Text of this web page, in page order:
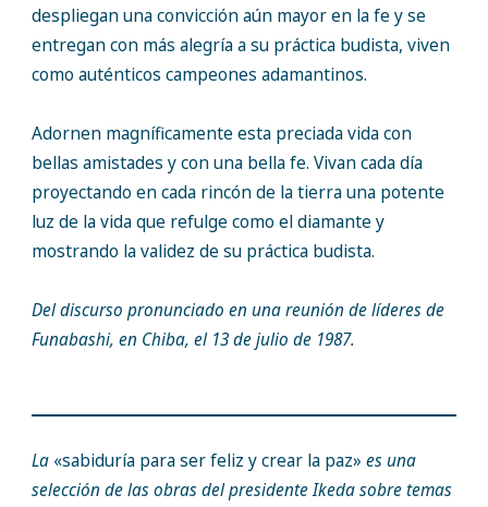
despliegan una convicción aún mayor en la fe y se
entregan con más alegría a su práctica budista, viven
como auténticos campeones adamantinos.
Adornen magníficamente esta preciada vida con
bellas amistades y con una bella fe. Vivan cada día
proyectando en cada rincón de la tierra una potente
luz de la vida que refulge como el diamante y
mostrando la validez de su práctica budista.
Del discurso pronunciado en una reunión de líderes de
Funabashi, en Chiba, el 13 de julio de 1987.
La «sabiduría para ser feliz y crear la paz» es una
selección de las obras del presidente Ikeda sobre temas